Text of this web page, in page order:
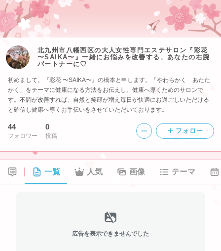
北九州市八幡西区の大人女性専門エステサロン『彩花
〜SAIKA〜』一緒にお悩みを改善する、あなたの右腕
パートナーに♡
初めまして。『彩花 〜SAIKA〜』の橋本と申します。「やわらかく あたた
かく」をテーマに健康になる方法をお伝えし、健康へ導くためのサロンで
す。不調が改善すれば、自然と笑顔が増え毎日が快適にお過ごしいただける
と確信し健康へ導くお手伝いをさせていただいております。
44
フォロワー
0
投稿
フォロー
一覧 人気 画像 テーマ
広告を表示できませんでした